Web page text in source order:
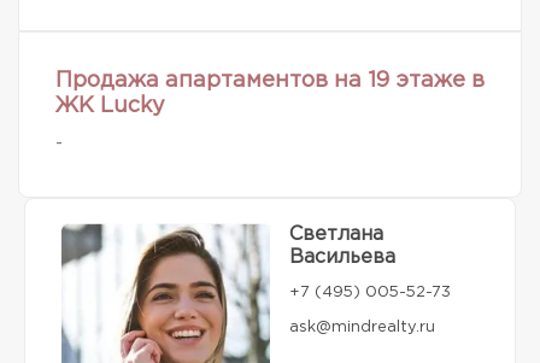
Продажа апартаментов на 19 этаже в
ЖК Lucky
-
Светлана
Васильева
+7 (495) 005-52-73
ask@mindrealty.ru